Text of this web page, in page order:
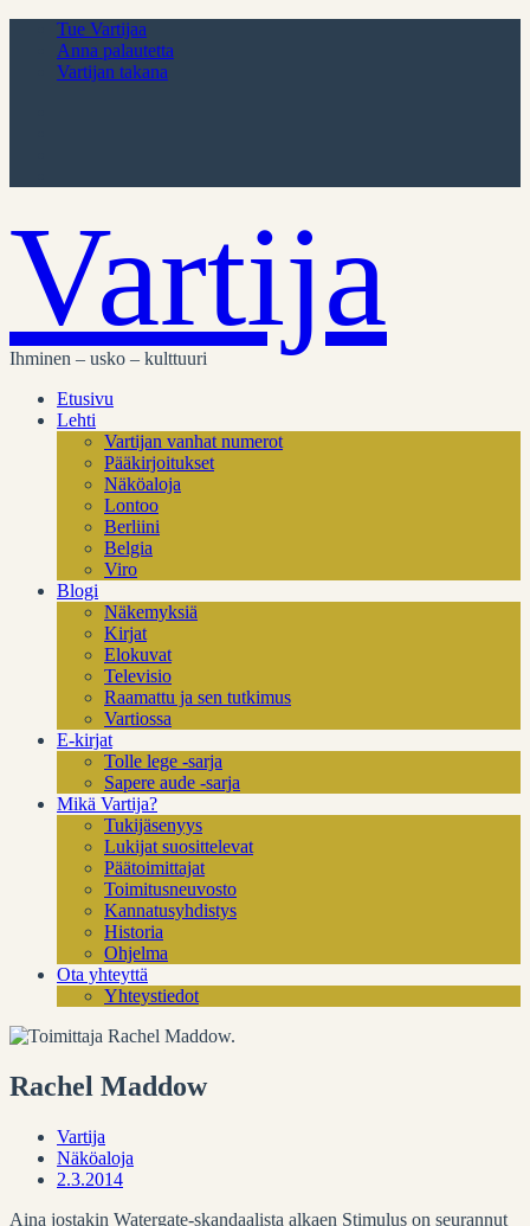
Tue Vartijaa
Anna palautetta
Vartijan takana
Vartija
Ihminen – usko – kulttuuri
Etusivu
Lehti
Vartijan vanhat numerot
Pääkirjoitukset
Näköaloja
Lontoo
Berliini
Belgia
Viro
Blogi
Näkemyksiä
Kirjat
Elokuvat
Televisio
Raamattu ja sen tutkimus
Vartiossa
E-kirjat
Tolle lege -sarja
Sapere aude -sarja
Mikä Vartija?
Tukijäsenyys
Lukijat suosittelevat
Päätoimittajat
Toimitusneuvosto
Kannatusyhdistys
Historia
Ohjelma
Ota yhteyttä
Yhteystiedot
Rachel Maddow
Vartija
Näköaloja
2.3.2014
Aina jostakin Watergate-skandaalista alkaen Stimulus on seurannut